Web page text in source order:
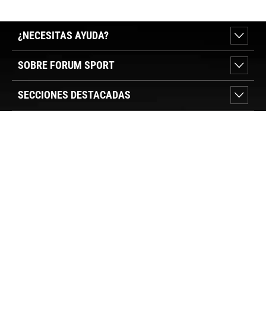
¿NECESITAS AYUDA?
SOBRE FORUM SPORT
SECCIONES DESTACADAS